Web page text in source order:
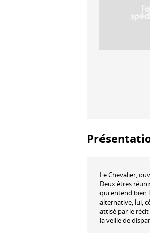
Le Chevalier,
Deux êtres
qui entend bien
alternative, lui,
attisé par le
la veille de